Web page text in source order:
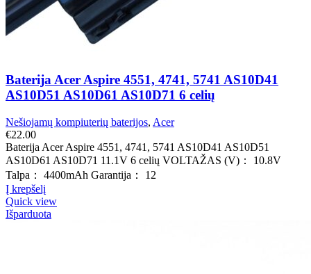
Baterija Acer Aspire 4551, 4741, 5741 AS10D41
AS10D51 AS10D61 AS10D71 6 celių
Nešiojamų kompiuterių baterijos, Acer
€22.00
Baterija Acer Aspire 4551, 4741, 5741 AS10D41 AS10D51
AS10D61 AS10D71 11.1V 6 celių VOLTAŽAS (V)： 10.8V
Talpa： 4400mAh Garantija： 12
Į krepšelį
Quick view
Išparduota